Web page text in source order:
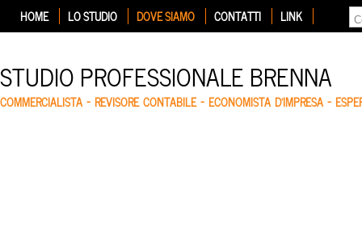
HOME LO STUDIO DOVE SIAMO CONTATTI LINK
STUDIO PROFESSIONALE BRENNA
COMMERCIALISTA – REVISORE CONTABILE – ECONOMISTA D'IMPRESA –